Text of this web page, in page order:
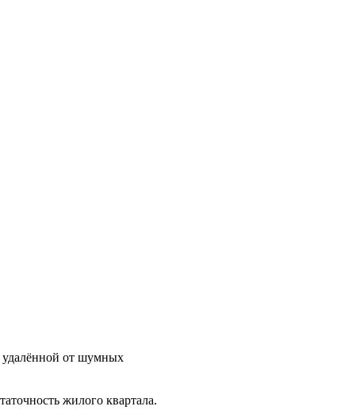
от шумных
жилого квартала.